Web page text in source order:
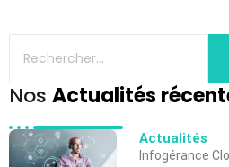
Nos Actualités
Actualités
Infogérance